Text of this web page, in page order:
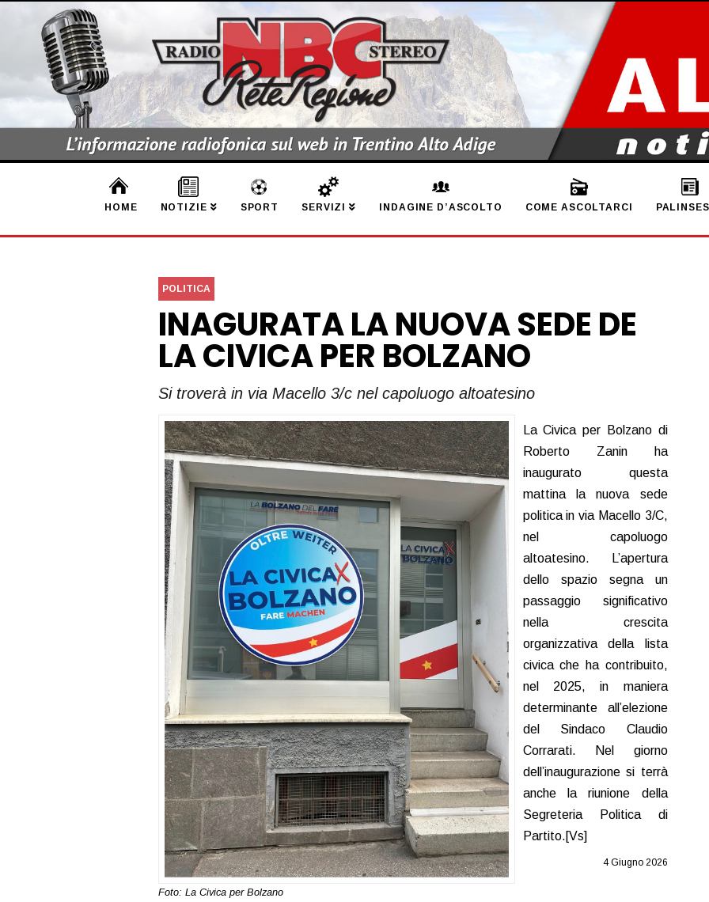
HOME NOTIZIE SPORT SERVIZI INDAGINE D’ASCOLTO COME ASCOLTARCI
POLITICA
INAGURATA LA NUOVA SEDE DE
LA CIVICA PER BOLZANO
Si troverà in via Macello 3/c nel capoluogo altoatesino
Foto: La Civica per Bolzano
La Civica per Bolzano di
Roberto Zanin ha
inaugurato questa
mattina la nuova sede
politica in via Macello 3/C,
nel capoluogo
altoatesino. L’apertura
dello spazio segna un
passaggio significativo
nella crescita
organizzativa della lista
civica che ha contribuito,
nel 2025, in maniera
determinante all’elezione
del Sindaco Claudio
Corrarati. Nel giorno
dell’inaugurazione si terrà
anche la riunione della
Segreteria Politica di
Partito.[Vs]
4 Giugno 2026